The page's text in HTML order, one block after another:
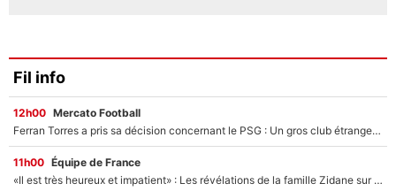
Fil info
12h00 Mercato Football
Ferran Torres a pris sa décision concernant le PSG : Un gros club étranger prêt à relancer le feuilleton pour la signature du champion du monde 2026 !
11h00 Équipe de France
«Il est très heureux et impatient» : Les révélations de la famille Zidane sur sa prise de pouvoir en équipe de France !